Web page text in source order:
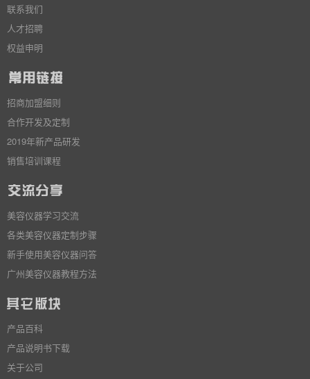
联系我们
人才招聘
权益申明
招商加盟细则
合作开发及定制
2019年新产品研发
销售培训课程
美容仪器学习交流
各类美容仪器定制步骤
新手使用美容仪器问答
广州美容仪器教程方法
产品百科
产品说明书下载
关于公司